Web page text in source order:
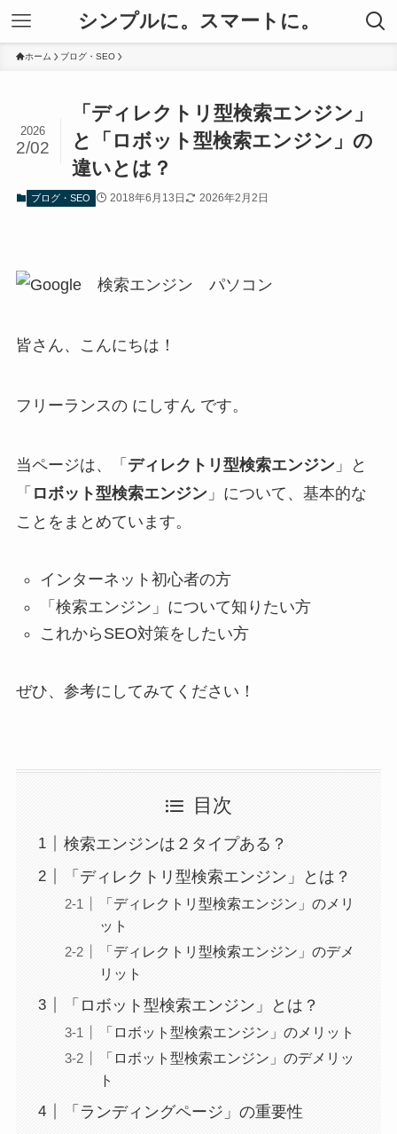
シンプルに。スマートに。
ホーム ブログ・SEO
「ディレクトリ型検索エンジン」
と「ロボット型検索エンジン」の
違いとは？
2026
2/02
ブログ・SEO 2018年6月13日 2026年2月2日
皆さん、こんにちは！
フリーランスの にしすん です。
当ページは、「 ディレクトリ型検索エンジン」と
「 ロボット型検索エンジン」について、基本的な
ことをまとめています。
インターネット初心者の方
「検索エンジン」 について知りたい方
これから SEO対策をしたい方
ぜひ、参考にしてみてください！
目次
検索エンジンは２タイプある？
「ディレクトリ型検索エンジン」とは？
「ディレクトリ型検索エンジン」のメリ
ット
「ディレクトリ型検索エンジン」のデメ
リット
「ロボット型検索エンジン」とは？
「ロボット型検索エンジン」のメリット
「ロボット型検索エンジン」のデメリッ
ト
「ランディングページ」の重要性